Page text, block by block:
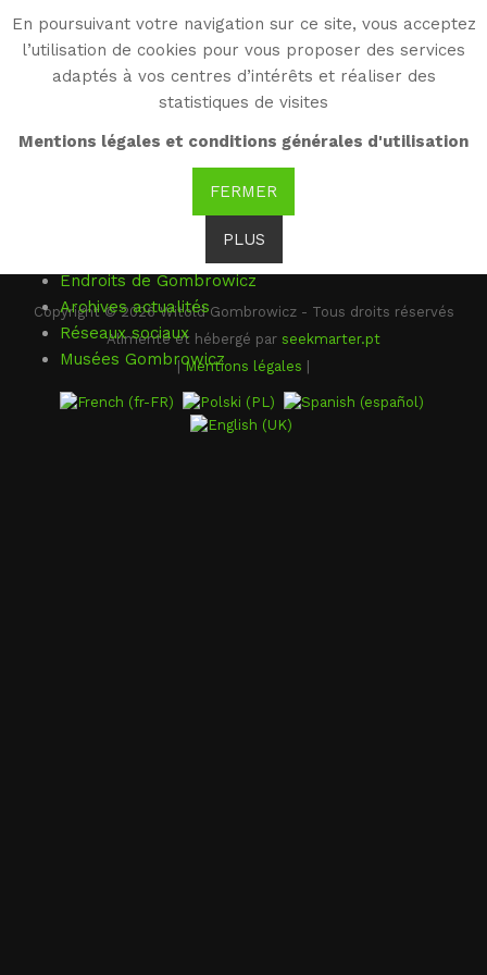
En poursuivant votre navigation sur ce site, vous acceptez
l’utilisation de cookies pour vous proposer des services
adaptés à vos centres d’intérêts et réaliser des
statistiques de visites
Mentions légales et conditions générales d'utilisation
FERMER
PLUS
WG
Witold Gombrowicz
Endroits de Gombrowicz
Archives actualités
Réseaux sociaux
Musées Gombrowicz
Copyright © 2026 Witold Gombrowicz - Tous droits réservés
Alimenté et hébergé par seekmarter.pt
|Mentions légales